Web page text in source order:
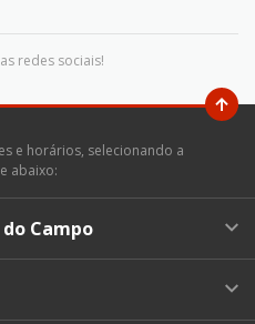
redes sociais!
e horários, selecionando a
abaixo:
Campo